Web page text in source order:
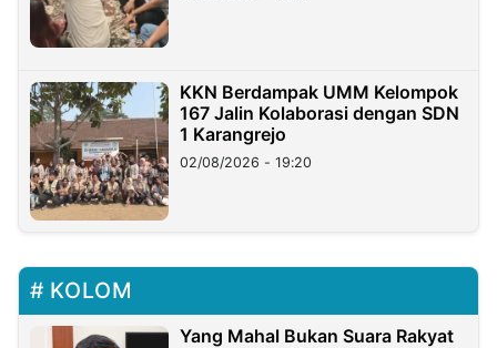
KKN Berdampak UMM Kelompok
167 Jalin Kolaborasi dengan SDN
1 Karangrejo
02/08/2026 - 19:20
KOLOM
Yang Mahal Bukan Suara Rakyat